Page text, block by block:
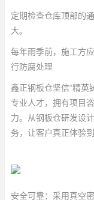
定期检查仓库顶部的
大。
每年雨季前，施工方
行防腐处理
鑫正钢板仓坚信“精英
专业人才，拥有项目
力。从钢板仓研发设
务，让客户真正体验
安全可靠：采用真空